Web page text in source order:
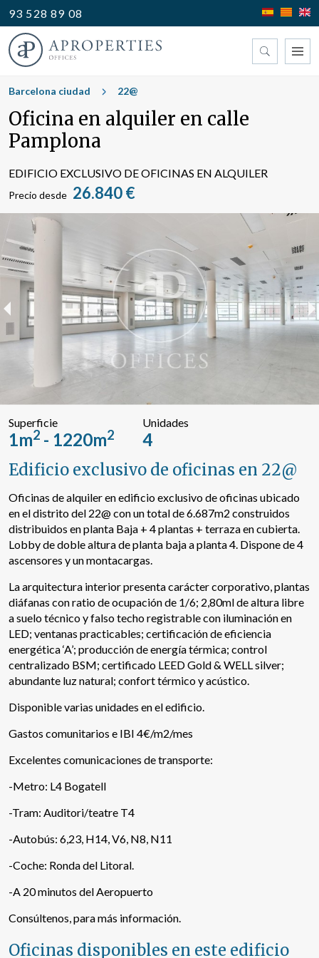
93 528 89 08
Encuentre su oficina
Tipo
Buscar por texto o referencia
Barcelona ciudad 22@
Oficina en alquiler en calle
Pamplona
EDIFICIO EXCLUSIVO DE OFICINAS EN ALQUILER
Precio desde 26.840 €
Superficie
1m2 - 1220m2
Unidades
4
Edificio exclusivo de oficinas en 22@
Oficinas de alquiler en edificio exclusivo de oficinas ubicado
en el distrito del 22@ con un total de 6.687m2 construidos
distribuidos en planta Baja + 4 plantas + terraza en cubierta.
Lobby de doble altura de planta baja a planta 4. Dispone de 4
ascensores y un montacargas.
La arquitectura interior presenta carácter corporativo, plantas
diáfanas con ratio de ocupación de 1/6; 2,80ml de altura libre
a suelo técnico y falso techo registrable con iluminación en
LED; ventanas practicables; certificación de eficiencia
energética ‘A’; producción de energía térmica; control
centralizado BSM; certificado LEED Gold & WELL silver;
abundante luz natural; confort térmico y acústico.
Disponible varias unidades en el edificio.
Gastos comunitarios e IBI 4€/m2/mes
Excelentes comunicaciones de transporte:
-Metro: L4 Bogatell
-Tram: Auditori/teatre T4
-Autobús: 6,23, H14, V6, N8, N11
-Coche: Ronda del Litoral.
-A 20 minutos del Aeropuerto
Consúltenos, para más información.
Oficinas disponibles en este edificio